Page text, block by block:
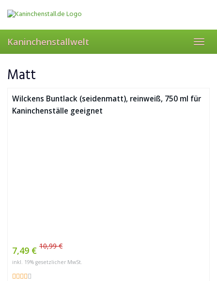
Kaninchenstallwelt
Matt
Wilckens Buntlack (seidenmatt), reinweiß, 750 ml für
Kaninchenställe geeignet
7,49 € 10,99 €
inkl. 19% gesetzlicher MwSt.